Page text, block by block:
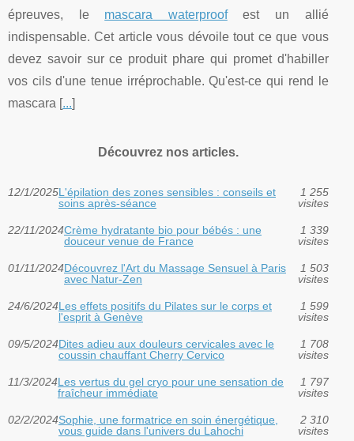
épreuves, le mascara waterproofest un allié
indispensable. Cet article vous dévoile tout ce que vous
devez savoir sur ce produit phare qui promet d'habiller
vos cils d'une tenue irréprochable. Qu'est-ce qui rend le
mascara [...]
Découvrez nos articles.
12/1/2025L'épilation des zones sensibles : conseils et
soins après-séance
1 255
visites
22/11/2024Crème hydratante bio pour bébés : une
douceur venue de France
1 339
visites
01/11/2024Découvrez l'Art du Massage Sensuel à Paris
avec Natur-Zen
1 503
visites
24/6/2024Les effets positifs du Pilates sur le corps et
l'esprit à Genève
1 599
visites
09/5/2024Dites adieu aux douleurs cervicales avec le
coussin chauffant Cherry Cervico
1 708
visites
11/3/2024Les vertus du gel cryo pour une sensation de
fraîcheur immédiate
1 797
visites
02/2/2024Sophie, une formatrice en soin énergétique,
vous guide dans l'univers du Lahochi
2 310
visites